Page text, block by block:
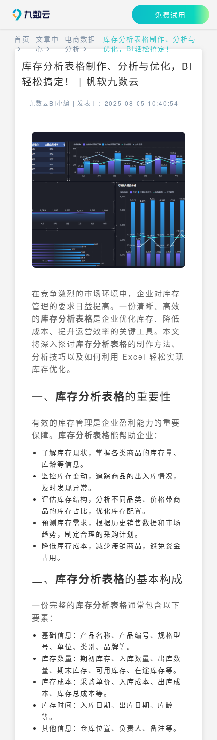
免费试用
首页
文章中
心
电商数据
分析
库存分析表格制作、分析与
优化，BI轻松搞定！
库存分析表格制作、分析与优化，BI
轻松搞定！ | 帆软九数云
九数云BI小编 | 发表于：2025-08-05 10:40:54
在竞争激烈的市场环境中，企业对库存
管理的要求日益提高。一份清晰、高效
的库存分析表格是企业优化库存、降低
成本、提升运营效率的关键工具。本文
将深入探讨库存分析表格的制作方法、
分析技巧以及如何利用 Excel 轻松实现
库存优化。
一、 库存分析表格的重要性
有效的库存管理是企业盈利能力的重要
保障。 库存分析表格能帮助企业：
了解库存现状，掌握各类商品的库存量、
库龄等信息。
监控库存变动，追踪商品的出入库情况，
及时发现异常。
评估库存结构，分析不同品类、价格带商
品的库存占比，优化库存配置。
预测库存需求，根据历史销售数据和市场
趋势，制定合理的采购计划。
降低库存成本，减少滞销商品，避免资金
占用。
二、 库存分析表格的基本构成
一份完整的库存分析表格通常包含以下
要素：
基础信息：产品名称、产品编号、规格型
号、单位、类别、品牌等。
库存数量：期初库存、入库数量、出库数
量、期末库存、可用库存、在途库存等。
库存成本：采购单价、入库成本、出库成
本、库存总成本等。
库存时间：入库日期、出库日期、库龄
等。
其他信息：仓库位置、负责人、备注等。